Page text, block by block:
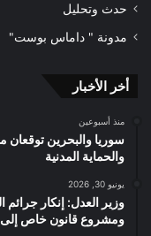
حدث وتحليل
مدونة " داماس بوست"
أخر الأخبار
منذ أسبوعين
سوريا والبحرين توقعان
والحماية المدنية
يونيو 30, 2026
وزير العدل: إنكار جرائم
ومشروع قانون خاص